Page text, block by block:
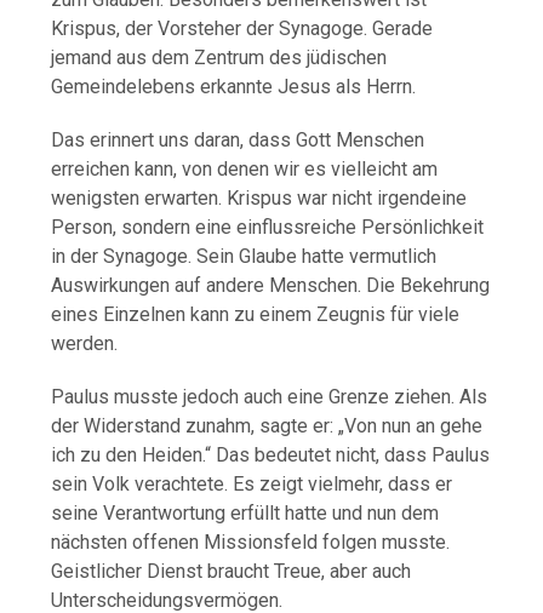
Krispus, der Vorsteher der Synagoge. Gerade
jemand aus dem Zentrum des jüdischen
Gemeindelebens erkannte Jesus als Herrn.
Das erinnert uns daran, dass Gott Menschen
erreichen kann, von denen wir es vielleicht am
wenigsten erwarten. Krispus war nicht irgendeine
Person, sondern eine einflussreiche Persönlichkeit
in der Synagoge. Sein Glaube hatte vermutlich
Auswirkungen auf andere Menschen. Die Bekehrung
eines Einzelnen kann zu einem Zeugnis für viele
werden.
Paulus musste jedoch auch eine Grenze ziehen. Als
der Widerstand zunahm, sagte er: „Von nun an gehe
ich zu den Heiden.“ Das bedeutet nicht, dass Paulus
sein Volk verachtete. Es zeigt vielmehr, dass er
seine Verantwortung erfüllt hatte und nun dem
nächsten offenen Missionsfeld folgen musste.
Geistlicher Dienst braucht Treue, aber auch
Unterscheidungsvermögen.